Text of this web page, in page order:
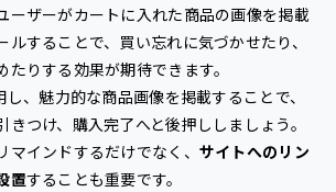
ーザーがカートに入れた商品の画像を掲載
ルすることで、買い忘れに気づかせたり、
りする効果が期待できます。
、魅力的な商品画像を掲載することで、
きつけ、購入完了へと後押ししましょう。
マインドするだけでなく、 サイトへのリン
置することも重要です。